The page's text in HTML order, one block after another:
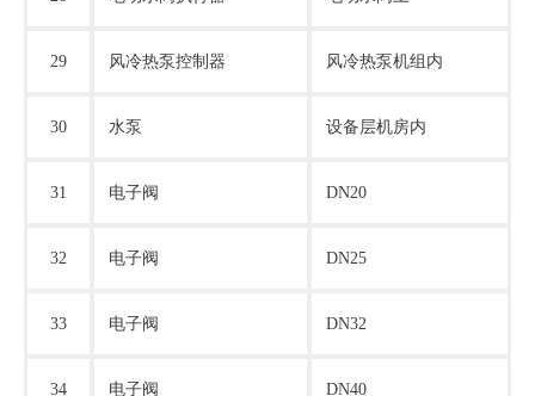
29 风冷热泵控制器 风冷热泵机组内
30 水泵 设备层机房内
31 电子阀 DN20
32 电子阀 DN25
33 电子阀 DN32
34 电子阀 DN40